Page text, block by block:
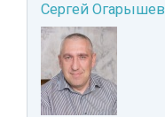
Сергей Огарышев